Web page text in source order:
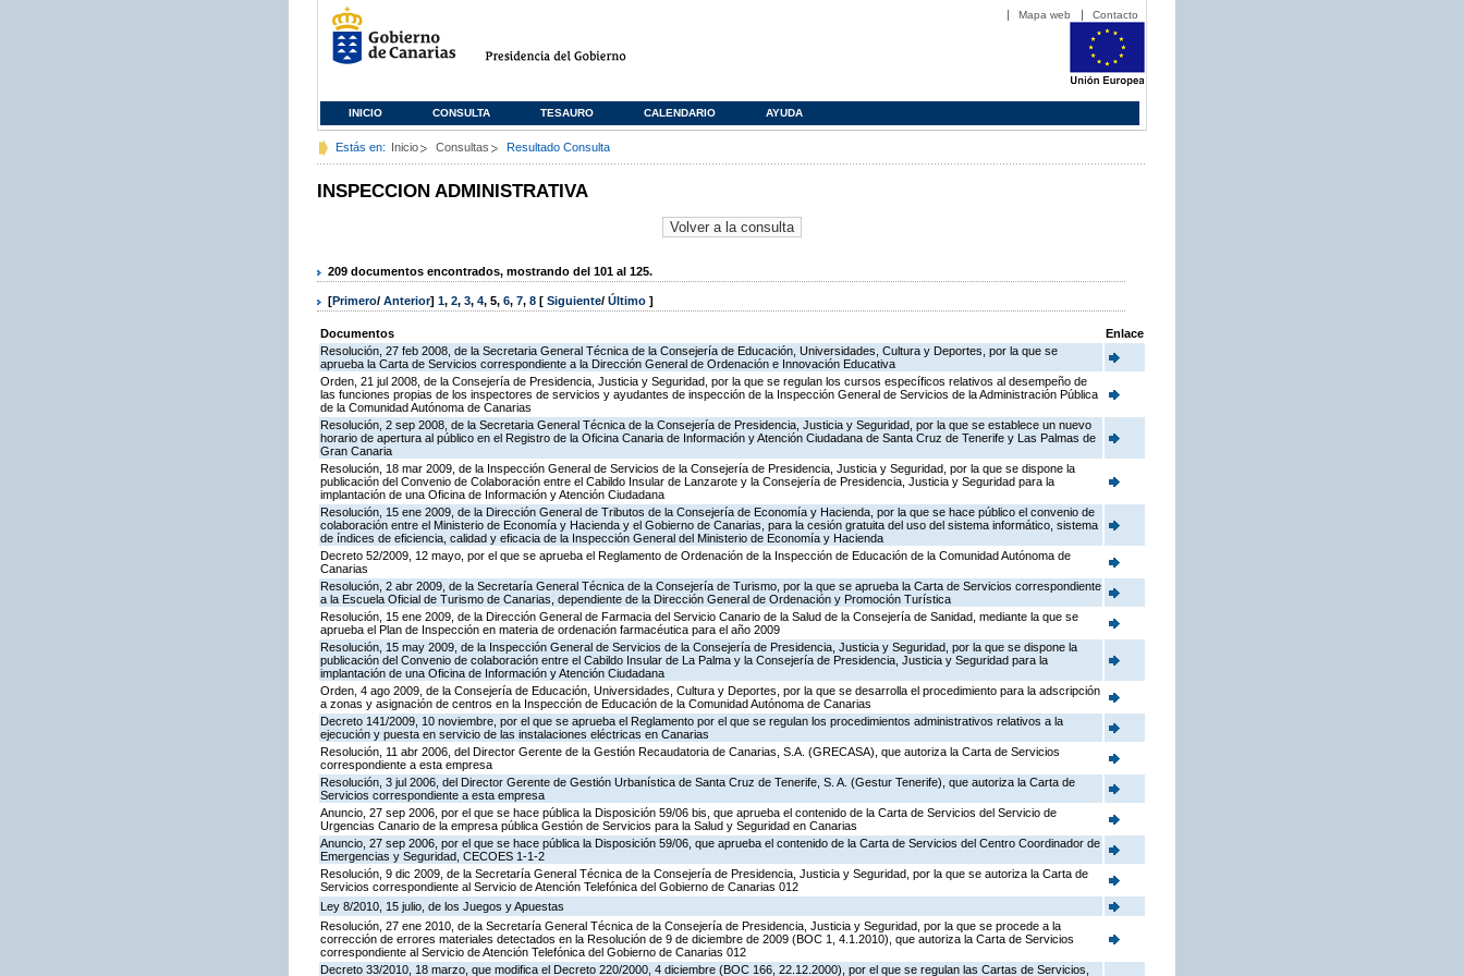
Mapa web Contacto
INICIO CONSULTA TESAURO CALENDARIO AYUDA
Estás en: Inicio Consultas Resultado Consulta
INSPECCION ADMINISTRATIVA
209 documentos encontrados, mostrando del 101 al 125.
[Primero/ Anterior] 1, 2, 3, 4, 5, 6, 7, 8 [ Siguiente/ Último ]
Documentos
Enlace
Resolución, 27 feb 2008, de la Secretaria General Técnica de la Consejería de Educación, Universidades, Cultura y Deportes, por la que se
aprueba la Carta de Servicios correspondiente a la Dirección General de Ordenación e Innovación Educativa
Orden, 21 jul 2008, de la Consejería de Presidencia, Justicia y Seguridad, por la que se regulan los cursos específicos relativos al desempeño de
las funciones propias de los inspectores de servicios y ayudantes de inspección de la Inspección General de Servicios de la Administración Pública
de la Comunidad Autónoma de Canarias
Resolución, 2 sep 2008, de la Secretaria General Técnica de la Consejería de Presidencia, Justicia y Seguridad, por la que se establece un nuevo
horario de apertura al público en el Registro de la Oficina Canaria de Información y Atención Ciudadana de Santa Cruz de Tenerife y Las Palmas de
Gran Canaria
Resolución, 18 mar 2009, de la Inspección General de Servicios de la Consejería de Presidencia, Justicia y Seguridad, por la que se dispone la
publicación del Convenio de Colaboración entre el Cabildo Insular de Lanzarote y la Consejería de Presidencia, Justicia y Seguridad para la
implantación de una Oficina de Información y Atención Ciudadana
Resolución, 15 ene 2009, de la Dirección General de Tributos de la Consejería de Economía y Hacienda, por la que se hace público el convenio de
colaboración entre el Ministerio de Economía y Hacienda y el Gobierno de Canarias, para la cesión gratuita del uso del sistema informático, sistema
de índices de eficiencia, calidad y eficacia de la Inspección General del Ministerio de Economía y Hacienda
Decreto 52/2009, 12 mayo, por el que se aprueba el Reglamento de Ordenación de la Inspección de Educación de la Comunidad Autónoma de
Canarias
Resolución, 2 abr 2009, de la Secretaría General Técnica de la Consejería de Turismo, por la que se aprueba la Carta de Servicios correspondiente
a la Escuela Oficial de Turismo de Canarias, dependiente de la Dirección General de Ordenación y Promoción Turística
Resolución, 15 ene 2009, de la Dirección General de Farmacia del Servicio Canario de la Salud de la Consejería de Sanidad, mediante la que se
aprueba el Plan de Inspección en materia de ordenación farmacéutica para el año 2009
Resolución, 15 may 2009, de la Inspección General de Servicios de la Consejería de Presidencia, Justicia y Seguridad, por la que se dispone la
publicación del Convenio de colaboración entre el Cabildo Insular de La Palma y la Consejería de Presidencia, Justicia y Seguridad para la
implantación de una Oficina de Información y Atención Ciudadana
Orden, 4 ago 2009, de la Consejería de Educación, Universidades, Cultura y Deportes, por la que se desarrolla el procedimiento para la adscripción
a zonas y asignación de centros en la Inspección de Educación de la Comunidad Autónoma de Canarias
Decreto 141/2009, 10 noviembre, por el que se aprueba el Reglamento por el que se regulan los procedimientos administrativos relativos a la
ejecución y puesta en servicio de las instalaciones eléctricas en Canarias
Resolución, 11 abr 2006, del Director Gerente de la Gestión Recaudatoria de Canarias, S.A. (GRECASA), que autoriza la Carta de Servicios
correspondiente a esta empresa
Resolución, 3 jul 2006, del Director Gerente de Gestión Urbanística de Santa Cruz de Tenerife, S. A. (Gestur Tenerife), que autoriza la Carta de
Servicios correspondiente a esta empresa
Anuncio, 27 sep 2006, por el que se hace pública la Disposición 59/06 bis, que aprueba el contenido de la Carta de Servicios del Servicio de
Urgencias Canario de la empresa pública Gestión de Servicios para la Salud y Seguridad en Canarias
Anuncio, 27 sep 2006, por el que se hace pública la Disposición 59/06, que aprueba el contenido de la Carta de Servicios del Centro Coordinador de
Emergencias y Seguridad, CECOES 1-1-2
Resolución, 9 dic 2009, de la Secretaría General Técnica de la Consejería de Presidencia, Justicia y Seguridad, por la que se autoriza la Carta de
Servicios correspondiente al Servicio de Atención Telefónica del Gobierno de Canarias 012
Ley 8/2010, 15 julio, de los Juegos y Apuestas
Resolución, 27 ene 2010, de la Secretaría General Técnica de la Consejería de Presidencia, Justicia y Seguridad, por la que se procede a la
corrección de errores materiales detectados en la Resolución de 9 de diciembre de 2009 (BOC 1, 4.1.2010), que autoriza la Carta de Servicios
correspondiente al Servicio de Atención Telefónica del Gobierno de Canarias 012
Decreto 33/2010, 18 marzo, que modifica el Decreto 220/2000, 4 diciembre (BOC 166, 22.12.2000), por el que se regulan las Cartas de Servicios,